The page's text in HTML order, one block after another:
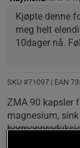
Kjøpte denne
meg helt
10dager nå.
Tror denne
SKU #71097 | EAN
ZMA 90 kapsler
magnesium,